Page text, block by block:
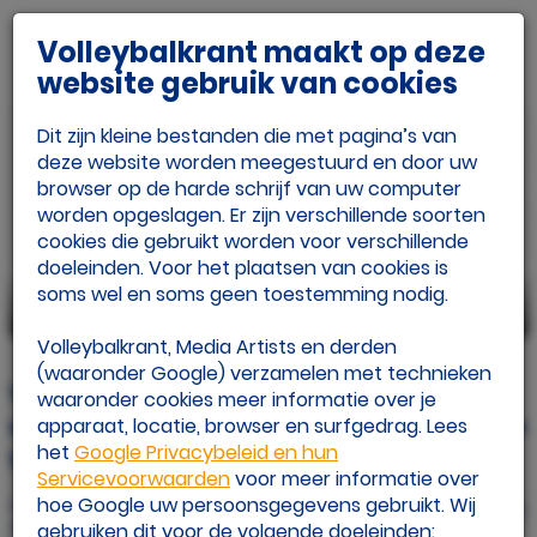
beeld: Volleyball World
Volleybaldames verslaan
wereldkampioen en behalen kwartfinale
WK!
Gepubliceerd op
vr 29 aug. 2025
Volleybalkrant maakt op deze
website gebruik van cookies
Dit zijn kleine bestanden die met pagina’s van
deze website worden meegestuurd en door uw
browser op de harde schrijf van uw computer
worden opgeslagen. Er zijn verschillende soorten
cookies die gebruikt worden voor verschillende
doeleinden. Voor het plaatsen van cookies is
soms wel en soms geen toestemming nodig.
Volleybalkrant, Media Artists en derden
(waaronder Google) verzamelen met technieken
waaronder cookies meer informatie over je
apparaat, locatie, browser en surfgedrag. Lees
het Google Privacybeleid en hun
Servicevoorwaardenvoor meer informatie over
hoe Google uw persoonsgegevens gebruikt. Wij